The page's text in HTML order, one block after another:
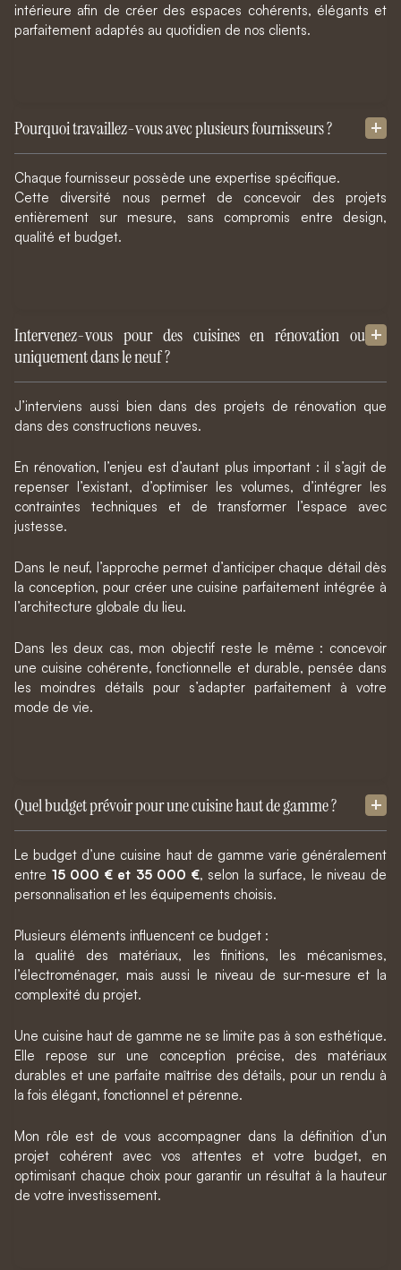
intérieure afin de créer des espaces cohérents, élégants et
parfaitement adaptés au quotidien de nos clients.
Pourquoi travaillez-vous avec plusieurs fournisseurs ?
Chaque fournisseur possède une expertise spécifique.
Cette diversité nous permet de concevoir des projets
entièrement sur mesure, sans compromis entre design,
qualité et budget.
Intervenez-vous pour des cuisines en rénovation ou
uniquement dans le neuf ?
J’interviens aussi bien dans des projets de rénovation que
dans des constructions neuves.
En rénovation, l’enjeu est d’autant plus important : il s’agit de
repenser l’existant, d’optimiser les volumes, d’intégrer les
contraintes techniques et de transformer l’espace avec
justesse.
Dans le neuf, l’approche permet d’anticiper chaque détail dès
la conception, pour créer une cuisine parfaitement intégrée à
l’architecture globale du lieu.
Dans les deux cas, mon objectif reste le même : concevoir
une cuisine cohérente, fonctionnelle et durable, pensée dans
les moindres détails pour s’adapter parfaitement à votre
mode de vie.
Quel budget prévoir pour une cuisine haut de gamme ?
Le budget d’une cuisine haut de gamme varie généralement
entre 15 000 € et 35 000 €, selon la surface, le niveau de
personnalisation et les équipements choisis.
Plusieurs éléments influencent ce budget :
la qualité des matériaux, les finitions, les mécanismes,
l’électroménager, mais aussi le niveau de sur-mesure et la
complexité du projet.
Une cuisine haut de gamme ne se limite pas à son esthétique.
Elle repose sur une conception précise, des matériaux
durables et une parfaite maîtrise des détails, pour un rendu à
la fois élégant, fonctionnel et pérenne.
Mon rôle est de vous accompagner dans la définition d’un
projet cohérent avec vos attentes et votre budget, en
optimisant chaque choix pour garantir un résultat à la hauteur
de votre investissement.